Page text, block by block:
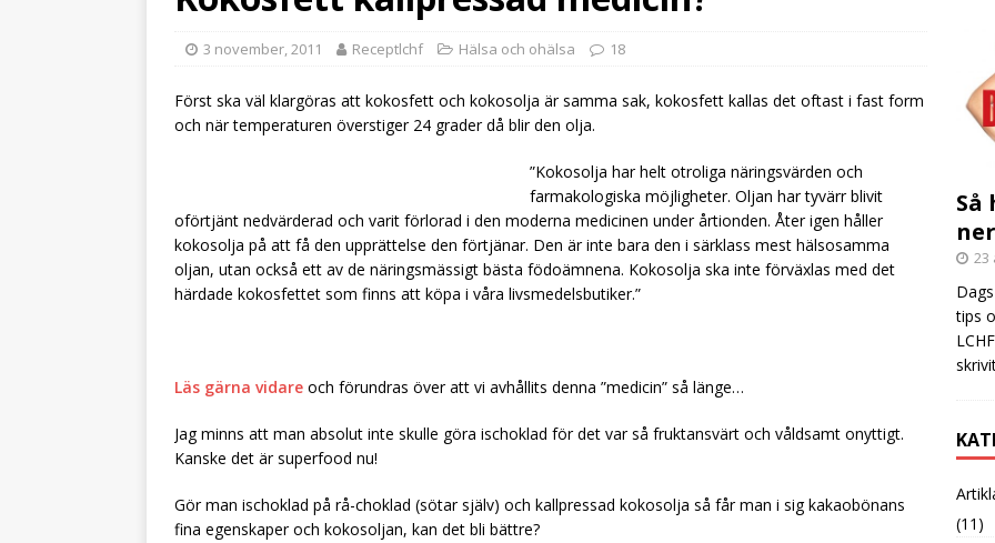
3 november, 2011 Receptlchf Hälsa och ohälsa 18
Först ska väl klargöras att kokosfett och kokosolja är samma sak, kokosfett kallas det oftast i fast form
och när temperaturen överstiger 24 grader då blir den olja.
”Kokosolja har helt otroliga näringsvärden och
farmakologiska möjligheter. Oljan har tyvärr blivit
oförtjänt nedvärderad och varit förlorad i den moderna medicinen under årtionden. Åter igen håller
kokosolja på att få den upprättelse den förtjänar. Den är inte bara den i särklass mest hälsosamma
oljan, utan också ett av de näringsmässigt bästa födoämnena. Kokosolja ska inte förväxlas med det
härdade kokosfettet som finns att köpa i våra livsmedelsbutiker.”
Läs gärna vidare och förundras över att vi avhållits denna ”medicin” så länge…
Jag minns att man absolut inte skulle göra ischoklad för det var så fruktansvärt och våldsamt onyttigt.
Kanske det är superfood nu!
Gör man ischoklad på rå-choklad (sötar själv) och kallpressad kokosolja så får man i sig kakaobönans
fina egenskaper och kokosoljan, kan det bli bättre?
Så
23
tips
(11)